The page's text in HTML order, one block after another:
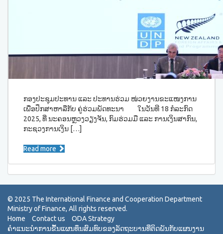
ກອງປະຊຸມປະທານ ແລະ ປະທານຮ່ວມ ໜ່ວຍງານຂະແໜງການ
ເພື່ອປຶກສາຫາລືກັບ ຄູ່ຮ່ວມພັດທະນາ ໃນວັນທີ 18 ກໍລະກົດ
2025, ທີ່ ນະຄອນຫຼວງວຽງຈັນ, ກົມຮ່ວມມື ແລະ ການເງິນສາກົນ,
ກະຊວງ​ການເງິນ […]
Read more
Home Contact us
ODA Strategy
ຄຳແນະນຳການຂື້ນແຜນທຶນສົມທົບຂອງລັດຖະບານທີ່ຕິດພັນກັບແຜນງານ